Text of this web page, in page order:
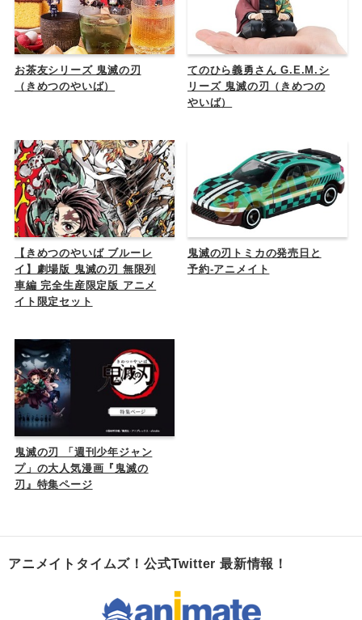
お茶友シリーズ 鬼滅の刃
（きめつのやいば）
てのひら義勇さん G.E.M.シ
リーズ 鬼滅の刃（きめつの
やいば）
【きめつのやいば ブルーレ
イ】劇場版 鬼滅の刃 無限列
車編 完全生産限定版 アニメ
イト限定セット
鬼滅の刃トミカの発売日と
予約-アニメイト
鬼滅の刃 「週刊少年ジャン
プ」の大人気漫画『鬼滅の
刃』特集ページ
アニメイトタイムズ！公式Twitter 最新情報！